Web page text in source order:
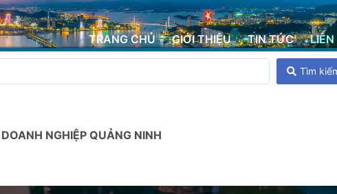
TRANG CHỦ GIỚI THIỆU TIN TỨC LIÊN
Tìm
NGHIỆP QUẢNG NINH